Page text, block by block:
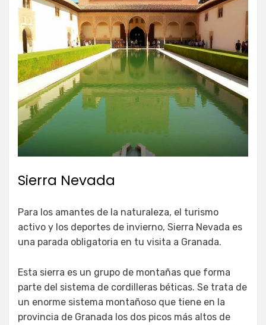
Sierra Nevada
Para los amantes de la naturaleza, el turismo
activo y los deportes de invierno, Sierra Nevada es
una parada obligatoria en tu visita a Granada.
Esta sierra es un grupo de montañas que forma
parte del sistema de cordilleras béticas. Se trata de
un enorme sistema montañoso que tiene en la
provincia de Granada los dos picos más altos de